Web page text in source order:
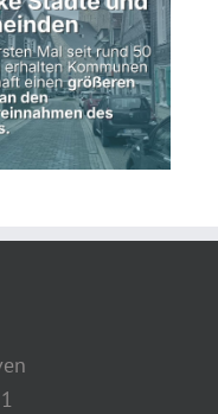
Land fördert kommunale
Straßeninfrastruktur